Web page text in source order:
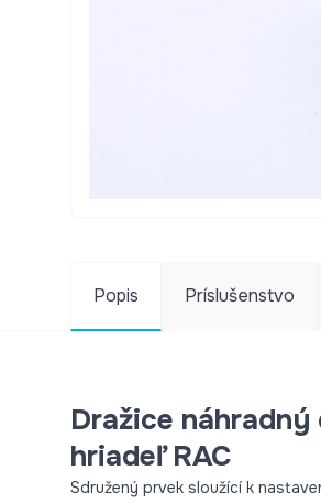
Popis Príslušenstvo
Dražice
hriadeľ RAC
Sdružený prvek sloužící k